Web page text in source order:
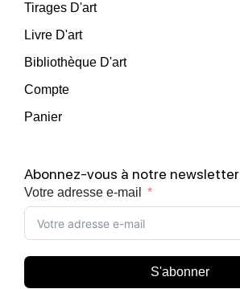
Tirages D'art
Livre D'art
Bibliothèque D'art
Compte
Panier
Abonnez-vous à notre newsletter
Votre adresse e-mail
S'abonner